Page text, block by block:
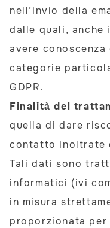
nell’invio della
dalle quali, anche
avere
categorie
GDPR.
Finalità del
quella di dare
contatto inoltrate
Tali dati sono
informatici (ivi
in misura
proporzionata